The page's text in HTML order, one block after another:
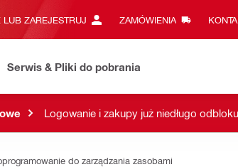
LUB ZAREJESTRUJ ZAMÓWIENIA
Serwis & Pliki do pobrania
Logowanie i zakupy już niedługo
do zarządzania zasobami